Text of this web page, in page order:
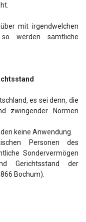
mit irgendwelchen
so werden sämtliche
es sei denn, die
zwingender Normen
keine Anwendung.
Personen des
Sondervermögen
Gerichtsstand der
Bochum).